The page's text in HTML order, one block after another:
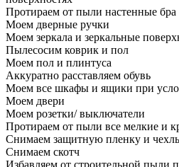
Протираем от пыли настенные бра
Моем дверные ручки
Моем зеркала и зеркальные
Пылесосим коврик и пол
Моем пол и плинтуса
Аккуратно расставляем обувь
Моем все шкафы и ящики при
Моем двери
Моем розетки/ выключатели
Протираем от пыли все мелкие и
Снимаем защитную пленку и
Снимаем скотч
Избавляем от строительной пыли